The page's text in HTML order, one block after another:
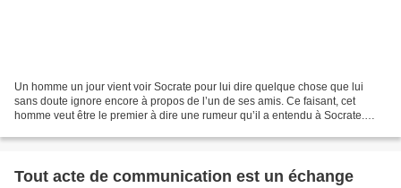
Un homme un jour vient voir Socrate pour lui dire quelque chose que lui
sans doute ignore encore à propos de l’un de ses amis. Ce faisant, cet
homme veut être le premier à dire une rumeur qu’il a entendu à Socrate.
Tout acte de communication est un échange